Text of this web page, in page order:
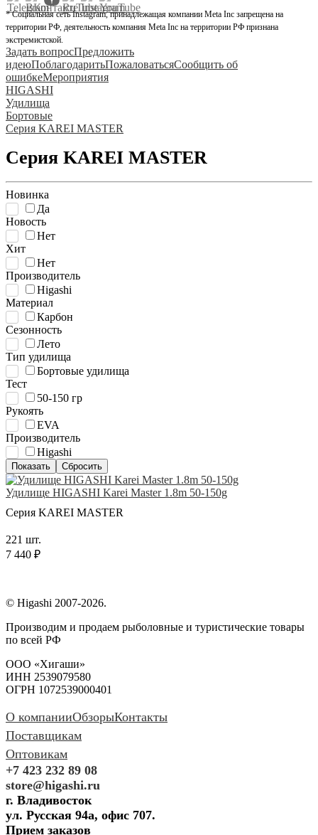
* Социальная сеть Instagram, принадлежащая компании Meta Inc запрещена на
территории РФ, деятельность компания Meta Inc на территории РФ признана
экстремистской.
Задать вопросПредложить
идеюПоблагодаритьПожаловатьсяСообщить об
ошибкеМероприятия
HIGASHI
Удилища
Бортовые
Серия KAREI MASTER
Серия KAREI MASTER
Новинка
Да
Новость
Нет
Хит
Нет
Производитель
Higashi
Материал
Карбон
Сезонность
Лето
Тип удилища
Бортовые удилища
Тест
50-150 гр
Рукоять
EVA
Производитель
Higashi
Удилище HIGASHI Karei Master 1.8m 50-150g
Серия KAREI MASTER
221 шт.
7 440 ₽
© Higashi 2007-2026.
Производим и продаем рыболовные и туристические товары
по всей РФ
ООО «Хигаши»
ИНН 2539079580
ОГРН 1072539000401
О компанииОбзорыКонтакты
Поставщикам
Оптовикам
+7 423 232 89 08
store@higashi.ru
г. Владивосток
ул. Русская 94а, офис 707.
Прием заказов